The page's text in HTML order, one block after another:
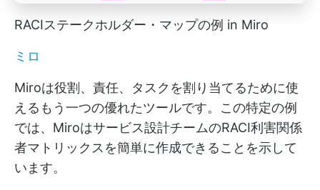
RACIステークホルダー・マップの例 in Miro
ミロ
Miroは役割、責任、タスクを割り当てるために使
えるもう一つの優れたツールです。この特定の例
では、Miroはサービス設計チームのRACI利害関係
者マトリックスを簡単に作成できることを示して
います。